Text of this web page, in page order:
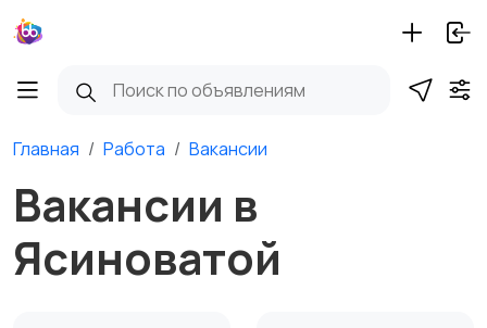
Главная Работа Вакансии
Вакансии в
Ясиноватой